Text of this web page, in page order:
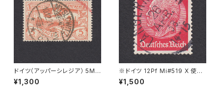
ドイツ（アッパーシレジア） 5M
Mi#29 使用済み切手｜MYSL
OWITZ 10.12.1921
¥1,300
※ドイツ 12Pf Mi#519 X 使用
済み切手｜LANGERRINGEN
26.APR.1938
¥1,500